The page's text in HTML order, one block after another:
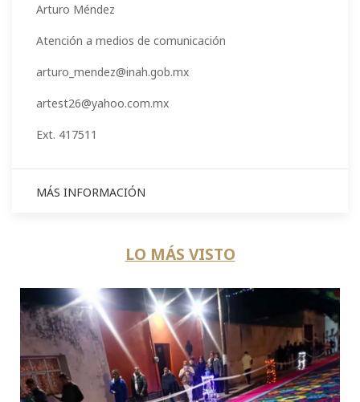
Arturo Méndez
Atención a medios de comunicación
arturo_mendez@inah.gob.mx
artest26@yahoo.com.mx
Ext. 417511
MÁS INFORMACIÓN
LO MÁS VISTO